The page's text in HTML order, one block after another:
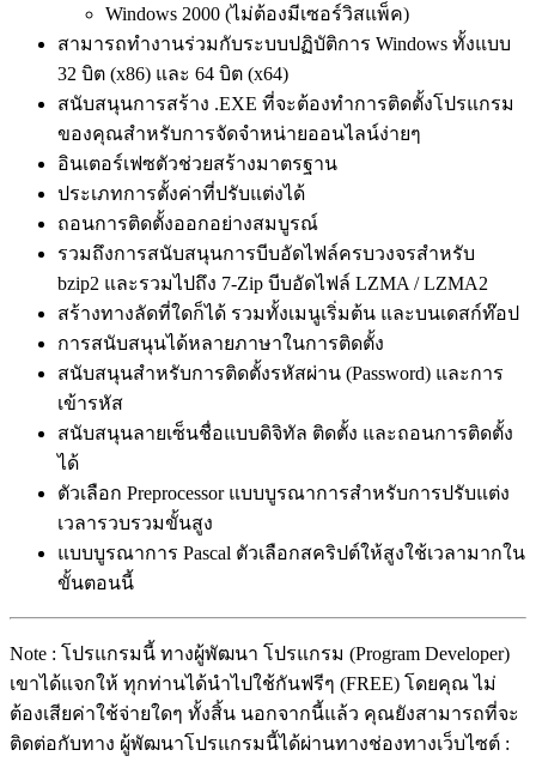
Windows 2000 (ไม่ต้องมีเซอร์วิสแพ็ค)
สามารถทำงานร่วมกับระบบปฏิบัติการ Windows ทั้งแบบ
32 บิต (x86) และ 64 บิต (x64)
สนับสนุนการสร้าง .EXE ที่จะต้องทำการติดตั้งโปรแกรม
ของคุณสำหรับการจัดจำหน่ายออนไลน์ง่ายๆ
อินเตอร์เฟซตัวช่วยสร้างมาตรฐาน
ประเภทการตั้งค่าที่ปรับแต่งได้
ถอนการติดตั้งออกอย่างสมบูรณ์
รวมถึงการสนับสนุนการบีบอัดไฟล์ครบวงจรสำหรับ
bzip2 และรวมไปถึง 7-Zip บีบอัดไฟล์ LZMA / LZMA2
สร้างทางลัดที่ใดก็ได้ รวมทั้งเมนูเริ่มต้น และบนเดสก์ท๊อป
การสนับสนุนได้หลายภาษาในการติดตั้ง
สนับสนุนสำหรับการติดตั้งรหัสผ่าน (Password) และการ
เข้ารหัส
สนับสนุนลายเซ็นชื่อแบบดิจิทัล ติดตั้ง และถอนการติดตั้ง
ได้
ตัวเลือก Preprocessor ​​แบบบูรณาการสำหรับการปรับแต่ง
เวลารวบรวมขั้นสูง
แบบบูรณาการ Pascal ตัวเลือกสคริปต์ให้สูงใช้เวลามากใน
ขั้นตอนนี้
Note : โปรแกรมนี้ ทางผู้พัฒนา โปรแกรม (Program Developer)
เขาได้แจกให้ ทุกท่านได้นำไปใช้กันฟรีๆ (FREE) โดยคุณ ไม่
ต้องเสียค่าใช้จ่ายใดๆ ทั้งสิ้น นอกจากนี้แล้ว คุณยังสามารถที่จะ
ติดต่อกับทาง ผู้พัฒนาโปรแกรมนี้ได้ผ่านทางช่องทางเว็บไซต์ :